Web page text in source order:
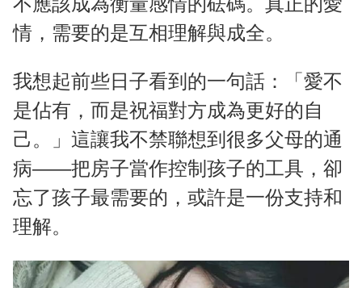
情，需要的是互相理解與成全。
我想起前些日子看到的一句話：「愛不
是佔有，而是祝福對方成為更好的自
己。」這讓我不禁聯想到很多父母的通
病——把房子當作控制孩子的工具，卻
忘了孩子最需要的，或許是一份支持和
理解。